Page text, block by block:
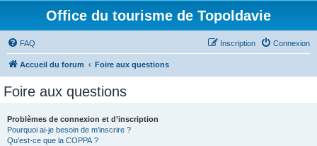
Office du tourisme de Topoldavie
FAQ Connexion
Inscription
Accueil du forum Foire aux questions
Foire aux questions
Problèmes de connexion et d’inscription
Pourquoi ai-je besoin de m’inscrire ?
Qu’est-ce que la COPPA ?